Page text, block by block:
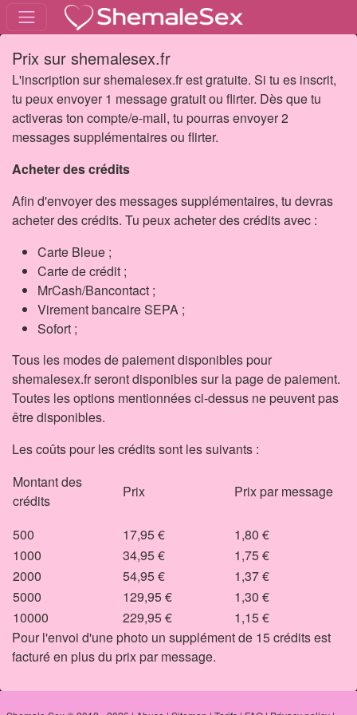
Prix sur shemalesex.fr
L'inscription sur shemalesex.fr est gratuite. Si tu es inscrit,
tu peux envoyer 1 message gratuit ou flirter. Dès que tu
activeras ton compte/e-mail, tu pourras envoyer 2
messages supplémentaires ou flirter.
Acheter des crédits
Afin d'envoyer des messages supplémentaires, tu devras
acheter des crédits. Tu peux acheter des crédits avec :
Carte Bleue ;
Carte de crédit ;
MrCash/Bancontact ;
Virement bancaire SEPA ;
Sofort ;
Tous les modes de paiement disponibles pour
shemalesex.fr seront disponibles sur la page de paiement.
Toutes les options mentionnées ci-dessus ne peuvent pas
être disponibles.
Les coûts pour les crédits sont les suivants :
Montant des
crédits
Prix Prix par message
500 17,95 €
1,80 €
1000
34,95 €
1,75 €
2000
54,95 €
1,37 €
5000
129,95 €
1,30 €
10000
229,95 €
1,15 €
Pour l'envoi d'une photo un supplément de 15 crédits est
facturé en plus du prix par message.